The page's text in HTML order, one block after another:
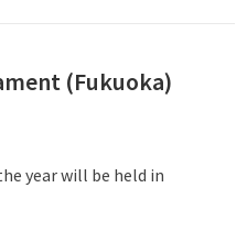
(Fukuoka)
year will be held in